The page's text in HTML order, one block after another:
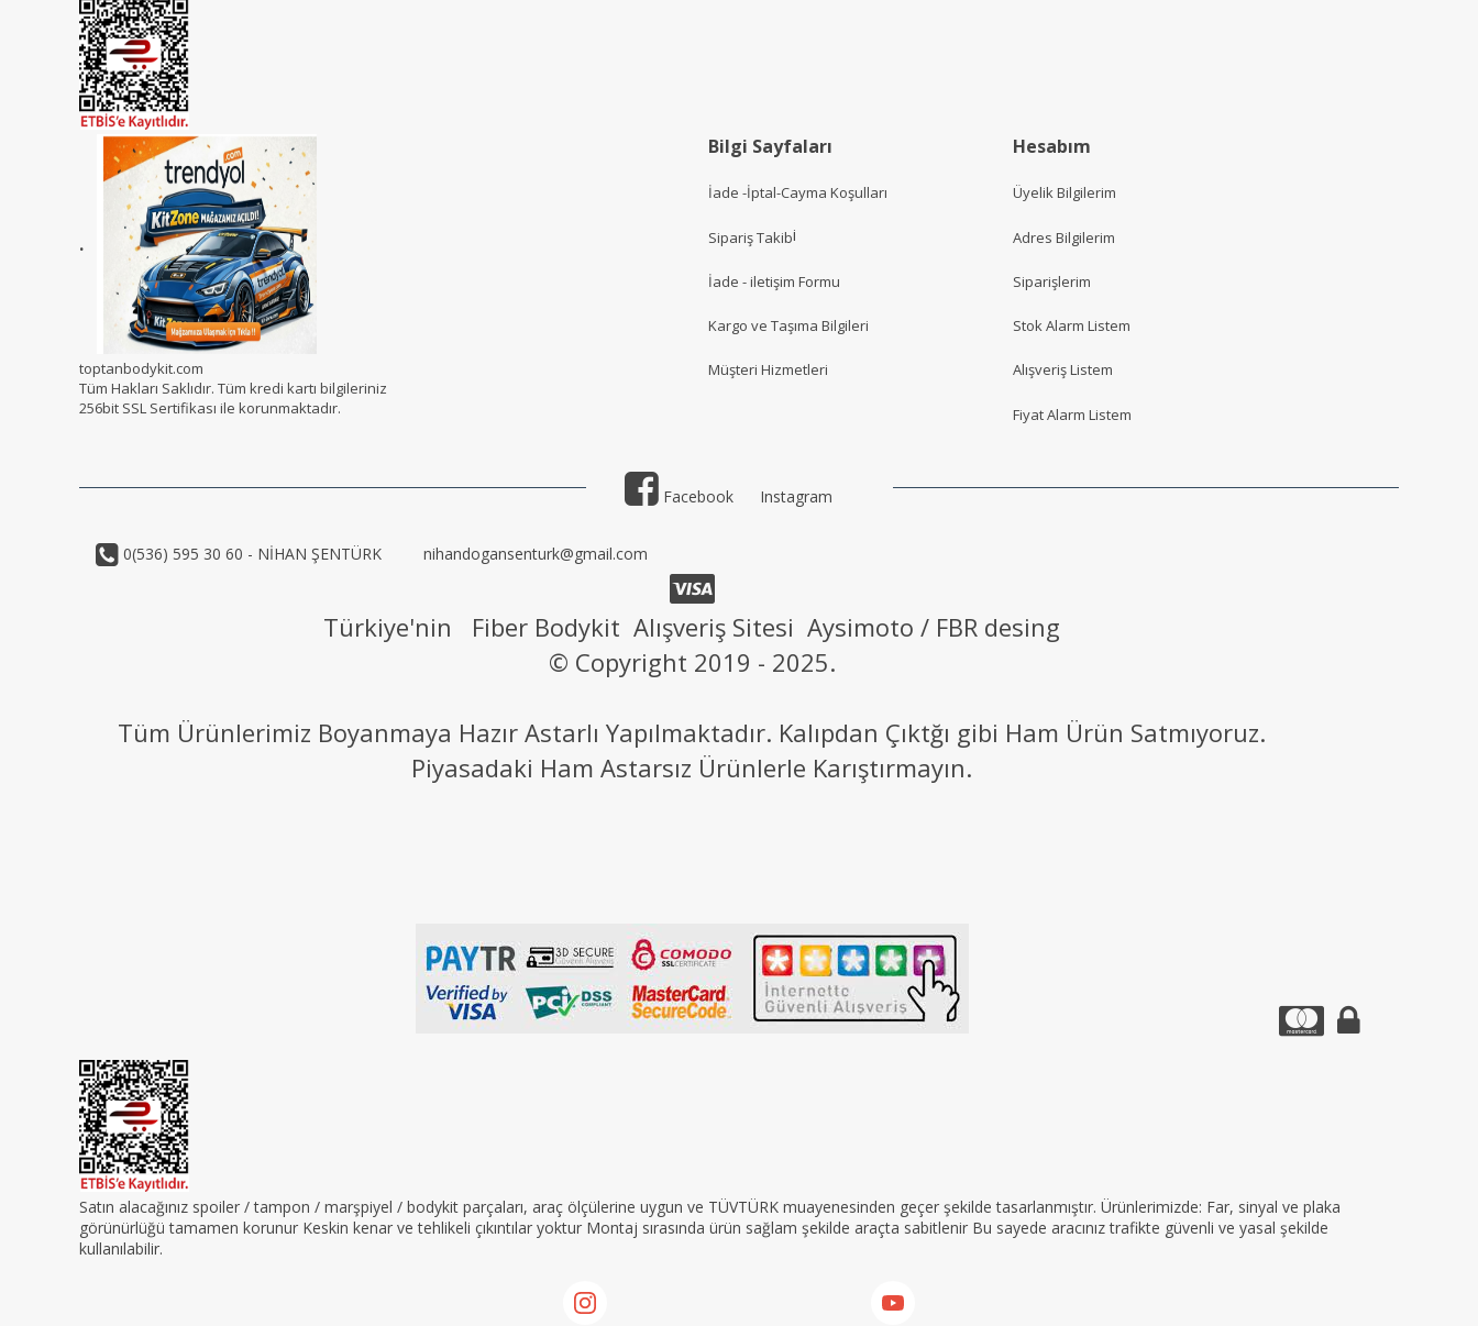
.
toptanbodykit.com
Tüm Hakları Saklıdır. Tüm kredi kartı bilgileriniz
256bit SSL Sertifikası ile korunmaktadır.
Bilgi Sayfaları
İade -İptal-Cayma Koşulları
Sipariş Takibi
İade - iletişim Formu
Kargo ve Taşıma Bilgileri
Müşteri Hizmetleri
Hesabım
Üyelik Bilgilerim
Adres Bilgilerim
Siparişlerim
Stok Alarm Listem
Alışveriş Listem
Fiyat Alarm Listem
Facebook Instagram
0(536) 595 30 60 - NİHAN ŞENTÜRK nihandogansenturk@gmail.com
Türkiye'nin Fiber Bodykit Alışveriş Sitesi Aysimoto / FBR desing
© Copyright 2019 - 2025.
Tüm Ürünlerimiz Boyanmaya Hazır Astarlı Yapılmaktadır. Kalıpdan Çıktğı gibi Ham Ürün Satmıyoruz.
Piyasadaki Ham Astarsız Ürünlerle Karıştırmayın.
Satın alacağınız spoiler / tampon / marşpiyel / bodykit parçaları, araç ölçülerine uygun ve TÜVTÜRK muayenesinden geçer şekilde tasarlanmıştır. Ürünlerimizde: Far, sinyal ve plaka
görünürlüğü tamamen korunur Keskin kenar ve tehlikeli çıkıntılar yoktur Montaj sırasında ürün sağlam şekilde araçta sabitlenir Bu sayede aracınız trafikte güvenli ve yasal şekilde
kullanılabilir.